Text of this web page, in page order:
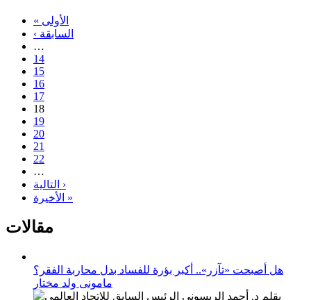
« الأولى
‹ السابقة
…
14
15
16
17
18
19
20
21
22
…
التالية ›
الأخيرة »
مقالات
هل أصبحت «تآزر».. أكبر بؤرة للفساد بدل محاربة الفقر؟
مامونى ولد مختار